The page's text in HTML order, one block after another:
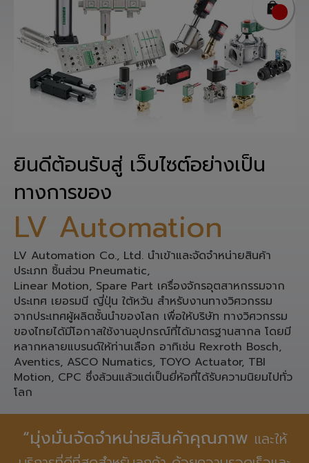
ยินดีต้อนรับสู่ เว็บไซต์อย่างเป็น
ทางการของ
LV Automation
LV Automation Co., Ltd. นำเข้าและจัดจำหน่ายสินค้า
ประเภท ชิ้นส่วน Pneumatic,
Linear Motion, Spare Part เครื่องจักรอุตสาหกรรมจาก
ประเทศ เยอรมนี ญี่ปุ่น ใต้หวัน สำหรับงานทางวิศวกรรม
จากประเทศผู้ผลิตชั้นนำของโลก เพื่อให้บริษัท ทางวิศวกรรม
ของไทยได้มีโอกาสใช้งานอุปกรณ์ที่ได้มาตรฐานสากล โดยมี
หลากหลายแบรนด์ให้ท่านเลือก อาทิเช่น Rexroth Bosch,
Aventics, ASCO Numatics, TOYO Actuator, TBI
Motion, CPC ซึ่งล้วนแล้วแต่เป็นยี่ห้อที่ได้รับความนิยมไปทั่ว
โลก